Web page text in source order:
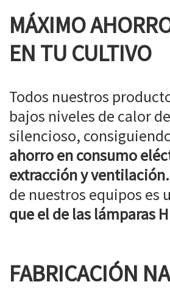
MÁXIMO
EN TU CULTIVO
Todos nuestros
bajos niveles de calor
silencioso,
ahorro en consumo
extracción y ventilación.
de nuestros equipos es
que el de las lámparas
FABRICACIÓN